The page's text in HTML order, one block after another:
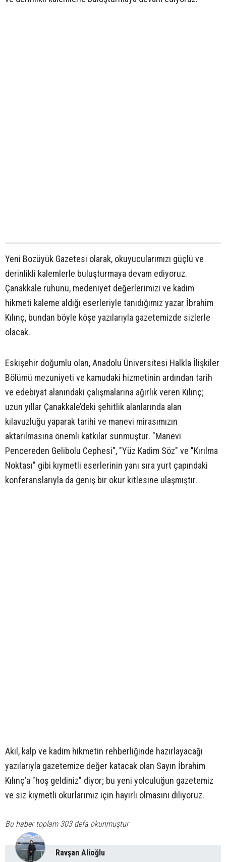
Yeni Bozüyük Gazetesi olarak, okuyucularımızı güçlü ve
derinlikli kalemlerle buluşturmaya devam ediyoruz.
Çanakkale ruhunu, medeniyet değerlerimizi ve kadim
hikmeti kaleme aldığı eserleriyle tanıdığımız yazar İbrahim
Kılınç, bundan böyle köşe yazılarıyla gazetemizde sizlerle
olacak.
Eskişehir doğumlu olan, Anadolu Üniversitesi Halkla İlişkiler
Bölümü mezuniyeti ve kamudaki hizmetinin ardından tarih
ve edebiyat alanındaki çalışmalarına ağırlık veren Kılınç;
uzun yıllar Çanakkale’deki şehitlik alanlarında alan
kılavuzluğu yaparak tarihi ve manevi mirasımızın
aktarılmasına önemli katkılar sunmuştur. "Manevi
Pencereden Gelibolu Cephesi", "Yüz Kadim Söz" ve "Kırılma
Noktası" gibi kıymetli eserlerinin yanı sıra yurt çapındaki
konferanslarıyla da geniş bir okur kitlesine ulaşmıştır.
Akıl, kalp ve kadim hikmetin rehberliğinde hazırlayacağı
yazılarıyla gazetemize değer katacak olan Sayın İbrahim
Kılınç’a "hoş geldiniz" diyor; bu yeni yolculuğun gazetemiz
ve siz kıymetli okurlarımız için hayırlı olmasını diliyoruz.
Bu haber toplam 303 defa okunmuştur
Ravşan Alioğlu